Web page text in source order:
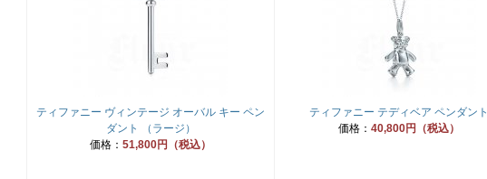
ティファニー ヴィンテージ オーバル キー ペン
ダント （ラージ）
価格： 51,800円（税込）
ティファニー テディベア ペンダント
価格： 40,800円（税込）